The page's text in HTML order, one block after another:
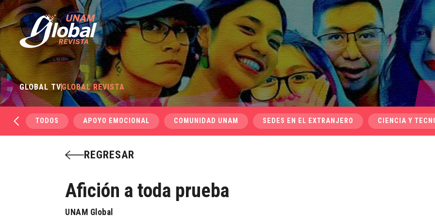
GLOBAL TVGLOBAL REVISTA
TODOS APOYO EMOCIONAL COMUNIDAD UNAM SEDES EN EL EXTRANJERO CIENCIA Y
REGRESAR
Afición a toda prueba
UNAM Global